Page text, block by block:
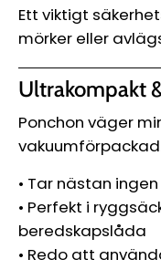
Ett viktigt
mörker eller
Ultrakompakt
Ponchon väger
• Tar nästan
• Perfekt i
beredskapslåda
• Redo att